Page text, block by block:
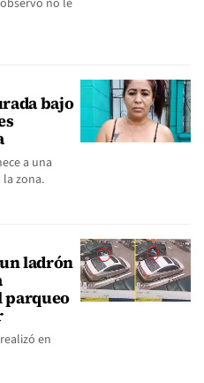
no le
bajo
a una
zona.
ladrón
parqueo
en